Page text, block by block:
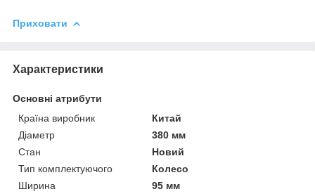
Приховати
Характеристики
Основні атрибути
Країна виробник
Китай
Діаметр
380 мм
Стан
Новий
Тип комплектуючого
Колесо
Ширина
95 мм